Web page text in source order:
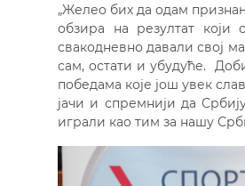
„Желео бих да одам
обзира на резултат који
свакодневно давали свој
сам, остати и убудуће.
победама које још увек
јачи и спремнији да
играли као тим за нашу